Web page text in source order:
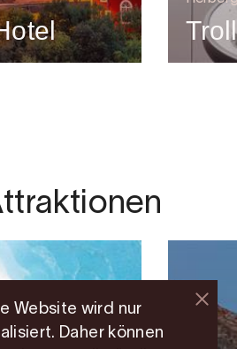
Website wird nur
Daher können